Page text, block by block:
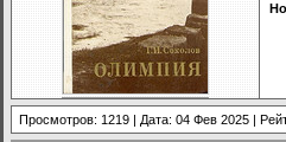
Просмотров: 1219 | Дата: 04 Фев 2025 |